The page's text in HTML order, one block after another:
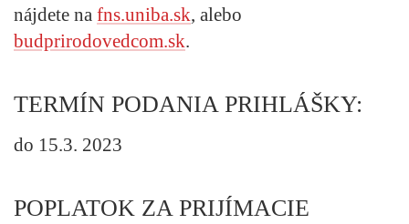
nájdete na fns.uniba.sk, alebo
budprirodovedcom.sk.
TERMÍN PODANIA PRIHLÁŠKY:
do 15.3. 2023
POPLATOK ZA PRIJÍMACIE